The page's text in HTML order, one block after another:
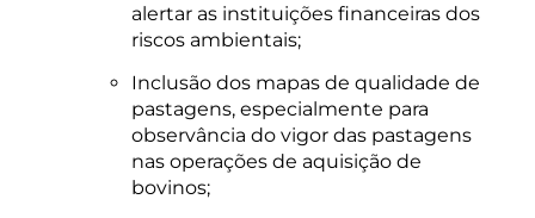
alertar as instituições financeiras dos
riscos ambientais;
Inclusão dos mapas de qualidade de
pastagens, especialmente para
observância do vigor das pastagens
nas operações de aquisição de
bovinos;